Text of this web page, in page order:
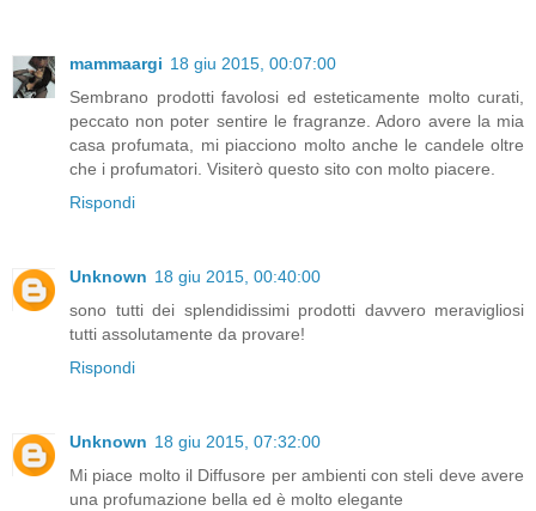
mammaargi 18 giu 2015, 00:07:00
Sembrano prodotti favolosi ed esteticamente molto curati,
peccato non poter sentire le fragranze. Adoro avere la mia
casa profumata, mi piacciono molto anche le candele oltre
che i profumatori. Visiterò questo sito con molto piacere.
Rispondi
Unknown 18 giu 2015, 00:40:00
sono tutti dei splendidissimi prodotti davvero meravigliosi
tutti assolutamente da provare!
Rispondi
Unknown 18 giu 2015, 07:32:00
Mi piace molto il Diffusore per ambienti con steli deve avere
una profumazione bella ed è molto elegante